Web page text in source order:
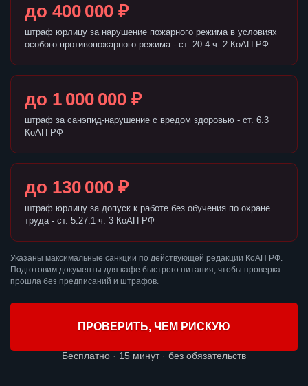
до 400 000 ₽
штраф юрлицу за нарушение пожарного режима в условиях
особого противопожарного режима - ст. 20.4 ч. 2 КоАП РФ
до 1 000 000 ₽
штраф за санэпид-нарушение с вредом здоровью - ст. 6.3
КоАП РФ
до 130 000 ₽
штраф юрлицу за допуск к работе без обучения по охране
труда - ст. 5.27.1 ч. 3 КоАП РФ
Указаны максимальные санкции по действующей редакции КоАП РФ.
Подготовим документы для кафе быстрого питания, чтобы проверка
прошла без предписаний и штрафов.
ПРОВЕРИТЬ, ЧЕМ РИСКУЮ
Бесплатно · 15 минут · без обязательств